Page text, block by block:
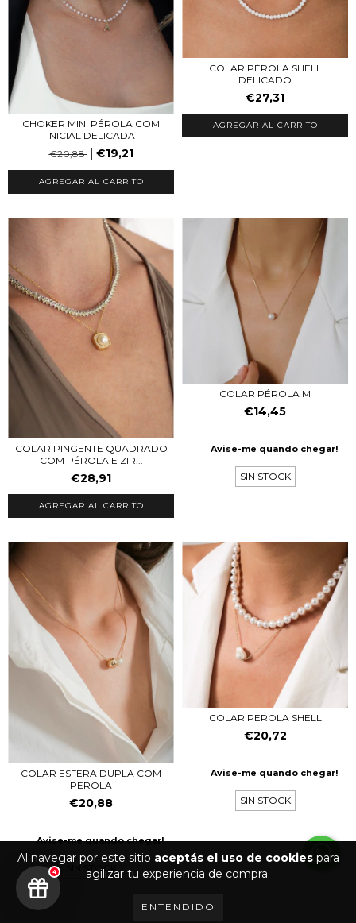
Al navegar por este sitio aceptás el uso de cookiespara
agilizar tu experiencia de compra.
ENTENDIDO
CHOKER MINI PÉROLA COM
INICIAL DELICADA
€20,88
€19,21
AGREGAR AL CARRITO
COLAR PÉROLA SHELL
DELICADO
€27,31
COLAR PINGENTE QUADRADO
COM PÉROLA E ZIR...
€28,91
AGREGAR AL CARRITO
COLAR PÉROLA M
€14,45
Avise-me quando chegar!
SIN STOCK
COLAR ESFERA DUPLA COM
PEROLA
€20,88
Avise-me quando chegar!
SIN STOCK
COLAR PEROLA SHELL
€20,72
Avise-me quando chegar!
SIN STOCK
4